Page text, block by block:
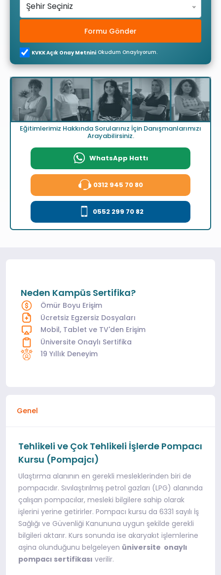
Şehir Seçiniz
Formu Gönder
KVKK Açık Onay Metnini Okudum Onaylıyorum.
Eğitimlerimiz Hakkında Sorularınız İçin Danışmanlarımızı
Arayabilirsiniz.
WhatsApp Hattı
0312 945 70 80
0552 299 70 82
Neden Kampüs Sertifika?
Ömür Boyu Erişim
Ücretsiz Egzersiz Dosyaları
Mobil, Tablet ve TV'den Erişim
Üniversite Onaylı Sertifika
19 Yıllık Deneyim
Genel
Tehlikeli ve Çok Tehlikeli İşlerde Pompacı
Kursu (Pompajcı)
Ulaştırma alanının en gerekli mesleklerinden biri de
pompacıdır. Sıvılaştırılmış petrol gazları (LPG) alanında
çalışan pompacılar, mesleki bilgilere sahip olarak
işlerini yerine getirirler. Pompacı kursu da 6331 sayılı İş
Sağlığı ve Güvenliği Kanununa uygun şekilde gerekli
bilgileri aktarır. Kurs sonunda ise akaryakıt işlemlerine
aşina olunduğunu belgeleyen üniversite onaylı
pompacı sertifikası verilir.